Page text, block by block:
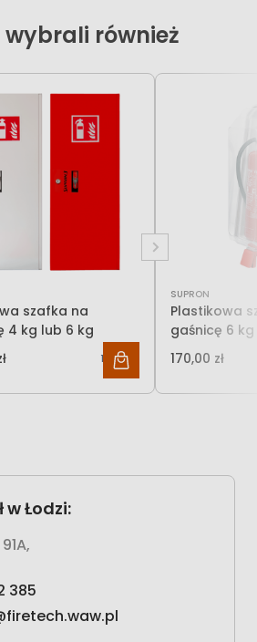
wybrali również
szafka na
4 kg lub 6 kg
132,19 zł
SUPRON
Plastikowa
gaśnicę 6
170,00 zł
w Łodzi:
385